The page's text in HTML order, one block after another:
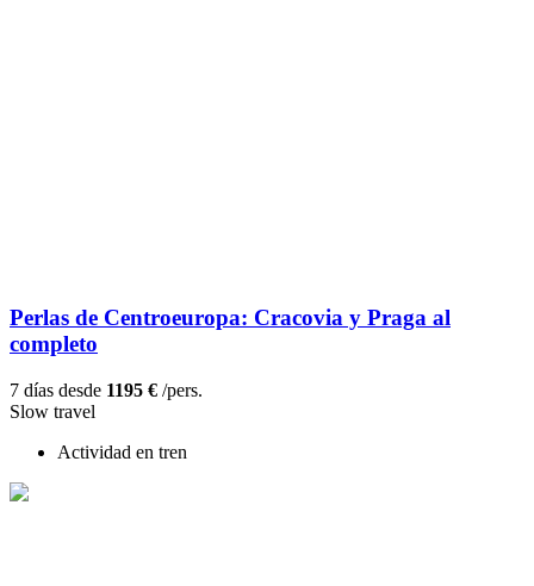
Perlas de Centroeuropa: Cracovia y Praga al
completo
7 días desde 1195 € /pers.
Slow travel
Actividad en tren